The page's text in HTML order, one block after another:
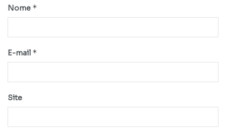
Nome *
E-mail *
Site